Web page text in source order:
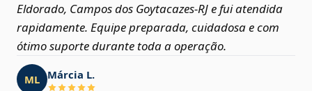
Eldorado, Campos dos Goytacazes‑RJ e fui atendida
rapidamente. Equipe preparada, cuidadosa e com
ótimo suporte durante toda a operação.
ML Márcia L.